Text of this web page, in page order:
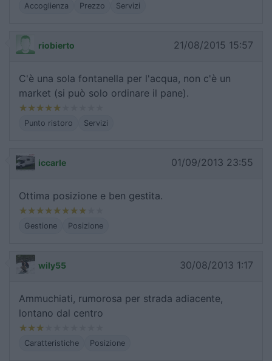
Accoglienza Prezzo Servizi
riobierto 21/08/2015 15:57
C'è una sola fontanella per l'acqua, non c'è un
market (si può solo ordinare il pane).
Punto ristoro Servizi
iccarle 01/09/2013 23:55
Ottima posizione e ben gestita.
Gestione Posizione
wily55 30/08/2013 1:17
Ammuchiati, rumorosa per strada adiacente,
lontano dal centro
Caratteristiche Posizione